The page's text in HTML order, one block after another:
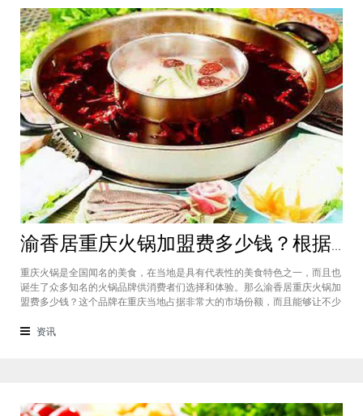
渝香居重庆火锅加盟费多少钱？根据所在城市进行规划非常合适创业
重庆火锅是全国闻名的美食，在当地是具有代表性的美食特色之一，而且也
诞生了众多知名的火锅品牌供消费者们选择和体验。那么渝香居重庆火锅加
盟费多少钱？这个品牌在重庆当地占据非常大的市场份额，而且能够让不少
者所在城市进行制定和规划的，渝香居重庆火锅加盟成为了大家心中非常合
资讯